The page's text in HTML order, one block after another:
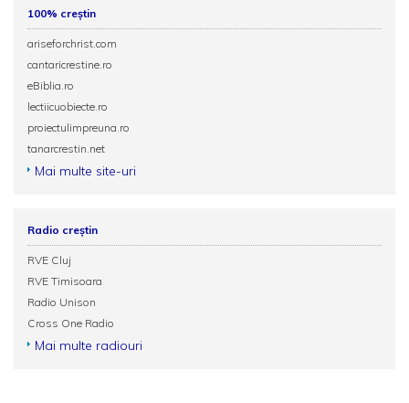
100% creștin
ariseforchrist.com
cantaricrestine.ro
eBiblia.ro
lectiicuobiecte.ro
proiectulimpreuna.ro
tanarcrestin.net
Mai multe site-uri
Radio creștin
RVE Cluj
RVE Timisoara
Radio Unison
Cross One Radio
Mai multe radiouri